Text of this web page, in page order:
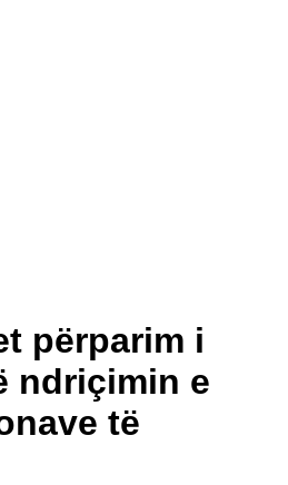
përparim i
ndriçimin e
të